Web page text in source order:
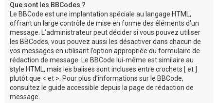
Que sont les BBCodes ?
Le BBCode est une implantation spéciale au langage HTML,
offrant un large contrôle de mise en forme des éléments d’un
message. L’administrateur peut décider si vous pouvez utiliser
les BBCodes, vous pouvez aussi les désactiver dans chacun de
vos messages en utilisant l’option appropriée du formulaire de
rédaction de message. Le BBCode lui-même est similaire au
style HTML, mais les balises sont incluses entre crochets [ et ]
plutôt que < et >. Pour plus d’informations sur le BBCode,
consultez le guide accessible depuis la page de rédaction de
message.